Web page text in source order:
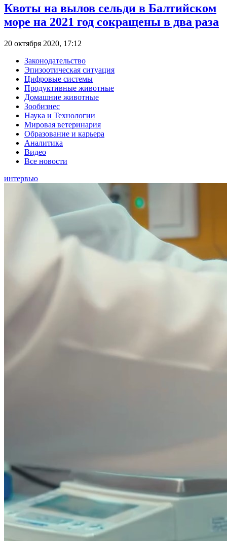
Квоты на вылов сельди в Балтийском
море на 2021 год сокращены в два раза
20 октября 2020, 17:12
Законодательство
Эпизоотическая ситуация
Цифровые системы
Продуктивные животные
Домашние животные
Зообизнес
Наука и Технологии
Мировая ветеринария
Образование и карьера
Аналитика
Видео
Все новости
интервью